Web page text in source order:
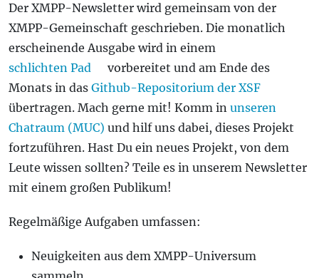
Der XMPP-Newsletter wird gemeinsam von der
XMPP-Gemeinschaft geschrieben. Die monatlich
erscheinende Ausgabe wird in einem
schlichten Pad
vorbereitet und am Ende des
Monats in das Github-Repositorium der XSF
übertragen. Mach gerne mit! Komm in unseren
Chatraum (MUC) und hilf uns dabei, dieses Projekt
fortzuführen. Hast Du ein neues Projekt, von dem
Leute wissen sollten? Teile es in unserem Newsletter
mit einem großen Publikum!
Regelmäßige Aufgaben umfassen:
Neuigkeiten aus dem XMPP-Universum